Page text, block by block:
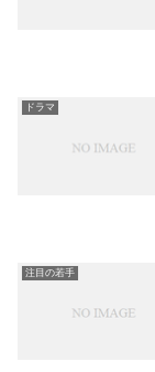
ドラマ
注目の若手